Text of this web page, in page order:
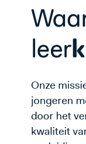
leer
Onze
jongeren
door het
kwaliteit